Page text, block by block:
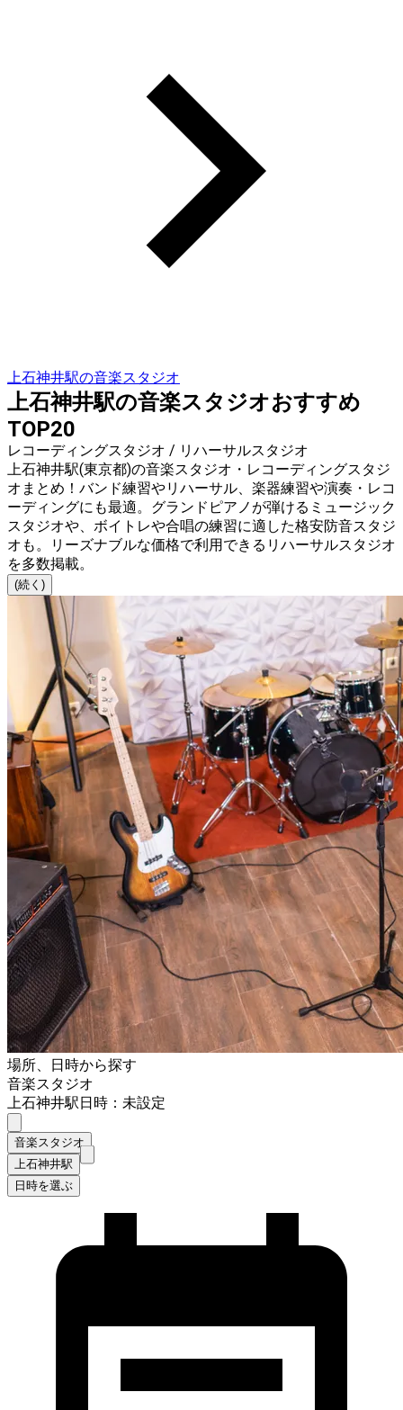
上石神井駅の音楽スタジオ
上石神井駅の音楽スタジオおすすめ
TOP20
レコーディングスタジオ / リハーサルスタジオ
上石神井駅(東京都)の音楽スタジオ・レコーディングスタジ
オまとめ！バンド練習やリハーサル、楽器練習や演奏・レコ
ーディングにも最適。グランドピアノが弾けるミュージック
スタジオや、ボイトレや合唱の練習に適した格安防音スタジ
オも。リーズナブルな価格で利用できるリハーサルスタジオ
を多数掲載。
(続く)
場所、日時から探す
音楽スタジオ
上石神井駅日時：未設定
音楽スタジオ
上石神井駅
日時を選ぶ